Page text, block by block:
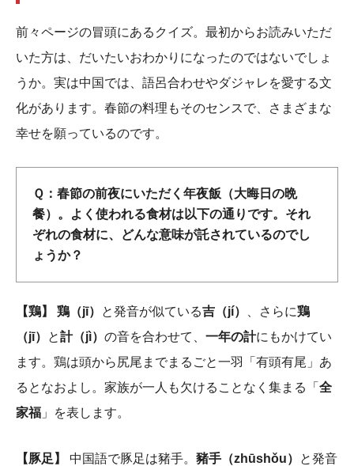
前々ページの冒頭にあるクイズ。最初からお読みいただ
いた方は、だいたいおわかりになったのではないでしょ
うか。実は中国では、語呂合わせやダジャレを愛する文
化があります。春節の料理もそのセンスで、さまざまな
幸せを願っているのです。
Ｑ：春節の前夜にいただく年夜飯（大晦日の晩
餐）。よく使われる食材は以下の通りです。それ
ぞれの食材に、どんな意味が託されているのでし
ょうか？
【鶏】 鶏（jī） と発音が似ている吉（jí） 、さらに鶏
（jī）
と計（jì） の音を合わせて、 一年の計にもかけてい
ます。鶏は頭から尻尾までまるごと一羽「有頭有尾」あ
るとなおよし。家族が一人も欠けることなく集まる「 全
家福 」を表します。
【豚足】 中国語で豚足は豬手。 豬手（zhūshǒu）
と発音